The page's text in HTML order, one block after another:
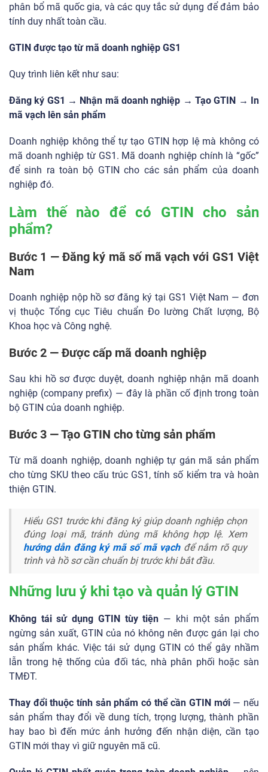
phân bổ mã quốc gia, và các quy tắc sử dụng để đảm bảo
tính duy nhất toàn cầu.
GTIN được tạo từ mã doanh nghiệp GS1
Quy trình liên kết như sau:
Đăng ký GS1 → Nhận mã doanh nghiệp → Tạo GTIN → In
mã vạch lên sản phẩm
Doanh nghiệp không thể tự tạo GTIN hợp lệ mà không có
mã doanh nghiệp từ GS1. Mã doanh nghiệp chính là “gốc”
để sinh ra toàn bộ GTIN cho các sản phẩm của doanh
nghiệp đó.
Làm thế nào để có GTIN cho sản
phẩm?
Bước 1 — Đăng ký mã số mã vạch với GS1 Việt
Nam
Doanh nghiệp nộp hồ sơ đăng ký tại GS1 Việt Nam — đơn
vị thuộc Tổng cục Tiêu chuẩn Đo lường Chất lượng, Bộ
Khoa học và Công nghệ.
Bước 2 — Được cấp mã doanh nghiệp
Sau khi hồ sơ được duyệt, doanh nghiệp nhận mã doanh
nghiệp (company prefix) — đây là phần cố định trong toàn
bộ GTIN của doanh nghiệp.
Bước 3 — Tạo GTIN cho từng sản phẩm
Từ mã doanh nghiệp, doanh nghiệp tự gán mã sản phẩm
cho từng SKU theo cấu trúc GS1, tính số kiểm tra và hoàn
thiện GTIN.
Hiểu GS1 trước khi đăng ký giúp doanh nghiệp chọn
đúng loại mã, tránh dùng mã không hợp lệ. Xem
hướng dẫn đăng ký mã số mã vạchđể nắm rõ quy
trình và hồ sơ cần chuẩn bị trước khi bắt đầu.
Những lưu ý khi tạo và quản lý GTIN
Không tái sử dụng GTIN tùy tiện — khi một sản phẩm
ngừng sản xuất, GTIN của nó không nên được gán lại cho
sản phẩm khác. Việc tái sử dụng GTIN có thể gây nhầm
lẫn trong hệ thống của đối tác, nhà phân phối hoặc sàn
TMĐT.
Thay đổi thuộc tính sản phẩm có thể cần GTIN mới— nếu
sản phẩm thay đổi về dung tích, trọng lượng, thành phần
hay bao bì đến mức ảnh hưởng đến nhận diện, cần tạo
GTIN mới thay vì giữ nguyên mã cũ.